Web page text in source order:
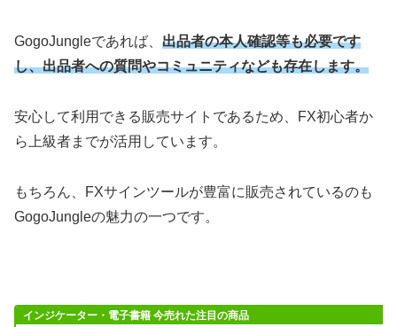
GogoJungleであれば、 出品者の本人確認等も必要です
し、出品者への質問やコミュニティなども存在します。
安心して利用できる販売サイトであるため、FX初心者か
ら上級者までが活用しています。
もちろん、FXサインツールが豊富に販売されているのも
GogoJungleの魅力の一つです。